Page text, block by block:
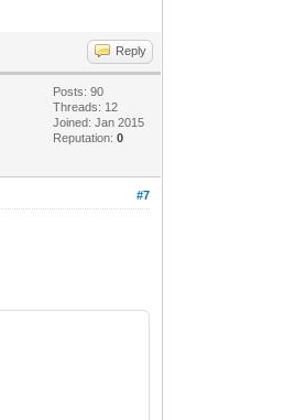
Reply
Posts: 90
Threads: 12
Joined: Jan 2015
Reputation:0
#7